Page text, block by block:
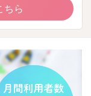
ちら